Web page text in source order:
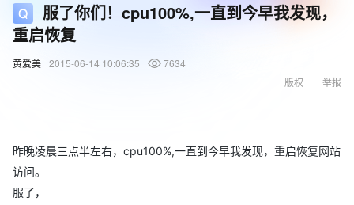
服了你们！cpu100%,一直到今早我发现，
重启恢复
黄爱美 2015-06-14 10:06:35
7634
举报
版权
昨晚凌晨三点半左右，cpu100%,一直到今早我发现，重启恢复网站
访问。
服了，